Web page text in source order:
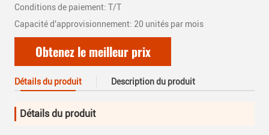
Conditions de paiement: T/T
Capacité d'approvisionnement: 20 unités par mois
Obtenez le meilleur prix
Détails du produit Description du produit
Détails du produit